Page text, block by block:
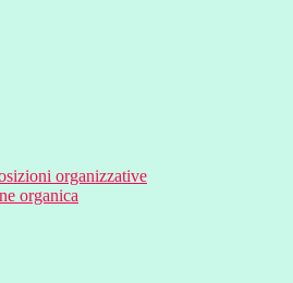
organizzative
organica